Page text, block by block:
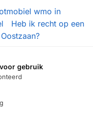
wmo in
Heb ik recht op een
gebruik